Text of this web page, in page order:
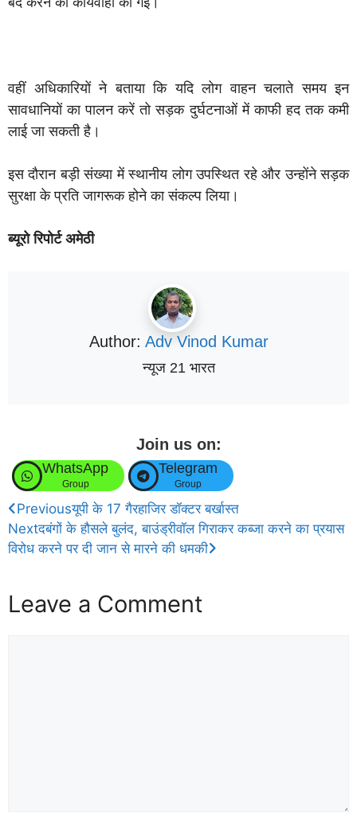
वहीं अधिकारियों ने बताया कि यदि लोग वाहन चलाते समय इन
सावधानियों का पालन करें तो सड़क दुर्घटनाओं में काफी हद तक कमी
लाई जा सकती है।
इस दौरान बड़ी संख्या में स्थानीय लोग उपस्थित रहे और उन्होंने सड़क
सुरक्षा के प्रति जागरूक होने का संकल्प लिया।
ब्यूरो रिपोर्ट अमेठी
Author: Adv Vinod Kumar
न्यूज 21 भारत
Join us on:
WhatsApp
Group
Telegram
Group
Previousयूपी के 17 गैरहाजिर डॉक्टर बर्खास्त
Nextदबंगों के हौसले बुलंद, बाउंड्रीवॉल गिराकर कब्जा करने का प्रयास
विरोध करने पर दी जान से मारने की धमकी
Leave a Comment